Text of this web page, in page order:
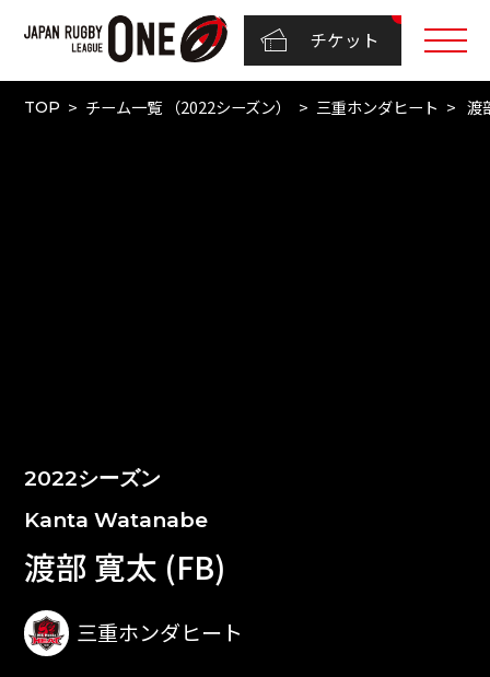
チケット
TOP チーム一覧 （2022シーズン） 三重ホンダヒート 渡
2022シーズン
Kanta Watanabe
渡部 寛太 (FB)
三重ホンダヒート